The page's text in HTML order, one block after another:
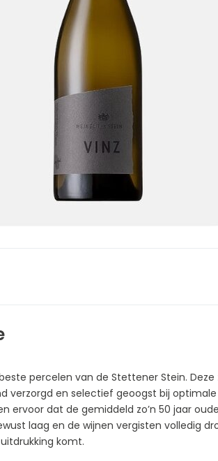
percelen van de Stettener Stein.
verzorgd en selectief geoogst bij
ervoor dat de gemiddeld zo’n 50 jaar
laag en de wijnen vergisten volledig
komt.